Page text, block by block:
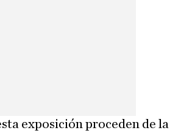
exposición proceden de la